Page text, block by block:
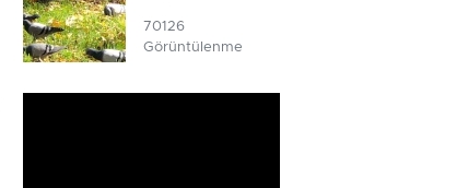
70126
Görüntülenme